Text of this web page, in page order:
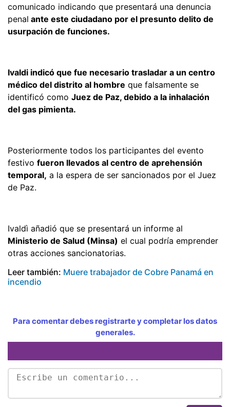
comunicado indicando que presentará una denuncia
penal ante este ciudadano por el presunto delito de
usurpación de funciones.
Ivaldi indicó que fue necesario trasladar a un centro
médico del distrito al hombre que falsamente se
identificó como Juez de Paz, debido a la inhalación
del gas pimienta.
Posteriormente todos los participantes del evento
festivo fueron llevados al centro de aprehensión
temporal, a la espera de ser sancionados por el Juez
de Paz.
Ivaldì añadió que se presentará un informe al
Ministerio de Salud (Minsa) el cual podría emprender
otras acciones sancionatorias.
Leer también: Muere trabajador de Cobre Panamá en
incendio
Para comentar debes registrarte y completar los datos
generales.